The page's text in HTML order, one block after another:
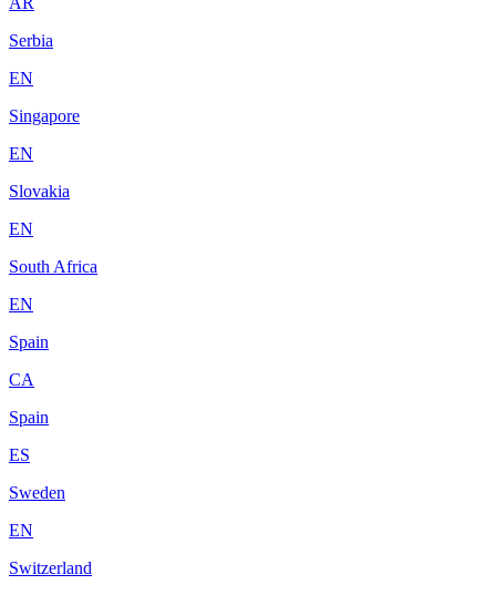
Serbia
EN
Singapore
EN
Slovakia
EN
South Africa
EN
Spain
CA
Spain
ES
Sweden
EN
Switzerland